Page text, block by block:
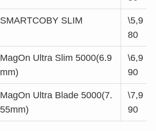
SMARTCOBY SLIM
\5,9
80
MagOn Ultra Slim 5000(6.9
mm)
\6,9
90
MagOn Ultra Blade 5000(7.
55mm)
\7,9
90